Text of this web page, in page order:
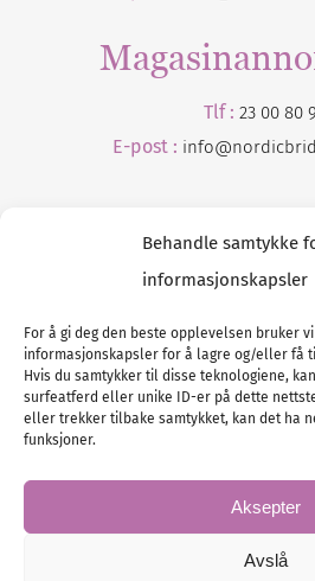
Behandle samtykke
informasjonskapsler
For å gi deg den beste opplevelsen bruker
informasjonskapsler for å lagre og/eller få
Hvis du samtykker til disse teknologiene,
surfeatferd eller unike ID-er på dette
eller trekker tilbake samtykket, kan det ha
funksjoner.
Aksepter
Avslå
Tlf : 23 00 80
E-post : info@
Tlf :23 00 80
E-post :info@